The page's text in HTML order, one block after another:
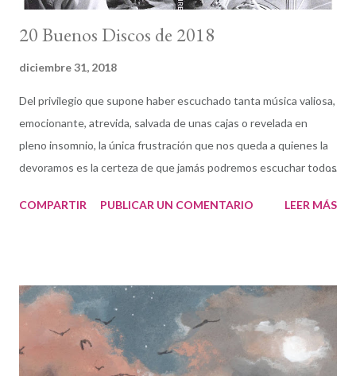
20 Buenos Discos de 2018
diciembre 31, 2018
Del privilegio que supone haber escuchado tanta música valiosa,
emocionante, atrevida, salvada de unas cajas o revelada en
pleno insomnio, la única frustración que nos queda a quienes la
devoramos es la certeza de que jamás podremos escuchar todos
Es una de las razones por las que esta ya tradicional lista que
existiera la posibilidad de hablar de toda. Comenzaba 2018 con
un disco en mis manos: Love, Time and Divination , del cuarteto
de Nueva Orleans liderado por el trombonista Mark McGrain. Un
disco que resultó siendo realmente significativo y lúcido en su
COMPARTIR PUBLICAR UN COMENTARIO LEER MÁS